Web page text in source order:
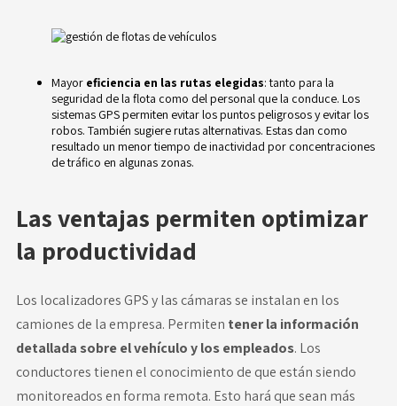
Mayor eficiencia en las rutas elegidas: tanto para la
seguridad de la flota como del personal que la conduce. Los
sistemas GPS permiten evitar los puntos peligrosos y evitar los
robos. También sugiere rutas alternativas. Estas dan como
resultado un menor tiempo de inactividad por concentraciones
de tráfico en algunas zonas.
Las ventajas permiten optimizar
la productividad
Los localizadores GPS y las cámaras se instalan en los
camiones de la empresa. Permiten tener la información
detallada sobre el vehículo y los empleados. Los
conductores tienen el conocimiento de que están siendo
monitoreados en forma remota. Esto hará que sean más